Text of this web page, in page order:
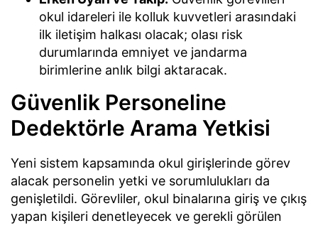
okul idareleri ile kolluk kuvvetleri arasındaki
ilk iletişim halkası olacak; olası risk
durumlarında emniyet ve jandarma
birimlerine anlık bilgi aktaracak.
Güvenlik Personeline
Dedektörle Arama Yetkisi
Yeni sistem kapsamında okul girişlerinde görev
alacak personelin yetki ve sorumlulukları da
genişletildi. Görevliler, okul binalarına giriş ve çıkış
yapan kişileri denetleyecek ve gerekli görülen